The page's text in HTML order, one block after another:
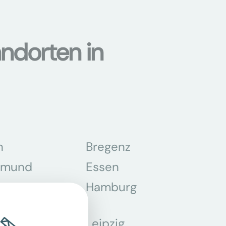
in
Bregenz
Essen
Hamburg